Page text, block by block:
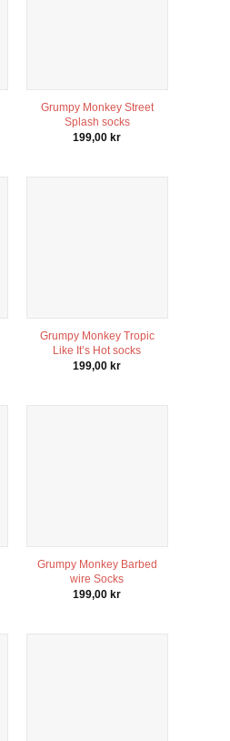
Grumpy Monkey Street
Splash socks
199,00 kr
Grumpy Monkey Tropic
Like It’s Hot socks
199,00 kr
Grumpy Monkey Barbed
wire Socks
199,00 kr